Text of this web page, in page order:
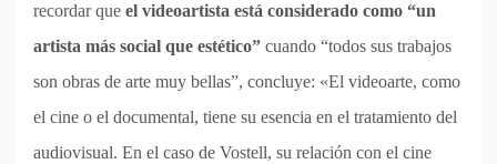
recordar que el videoartista está considerado como “un
artista más social que estético” cuando “todos sus trabajos
son obras de arte muy bellas”, concluye: «El videoarte, como
el cine o el documental, tiene su esencia en el tratamiento del
audiovisual. En el caso de Vostell, su relación con el cine